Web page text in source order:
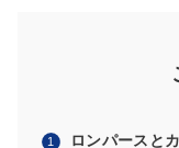
ロンパースと